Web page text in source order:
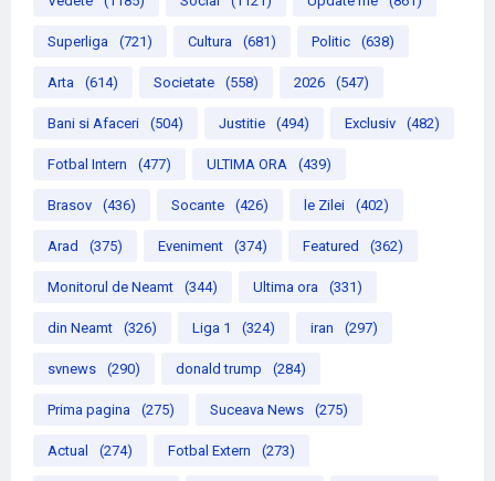
Superliga (721) Cultura (681) Politic (638)
Arta (614) Societate (558) 2026 (547)
Bani si Afaceri (504) Justitie (494) Exclusiv (482)
Fotbal Intern (477) ULTIMA ORA (439)
Brasov (436) Socante (426) le Zilei (402)
Arad (375) Eveniment (374) Featured (362)
Monitorul de Neamt (344) Ultima ora (331)
din Neamt (326) Liga 1 (324) iran (297)
svnews (290) donald trump (284)
Prima pagina (275) Suceava News (275)
Actual (274) Fotbal Extern (273)